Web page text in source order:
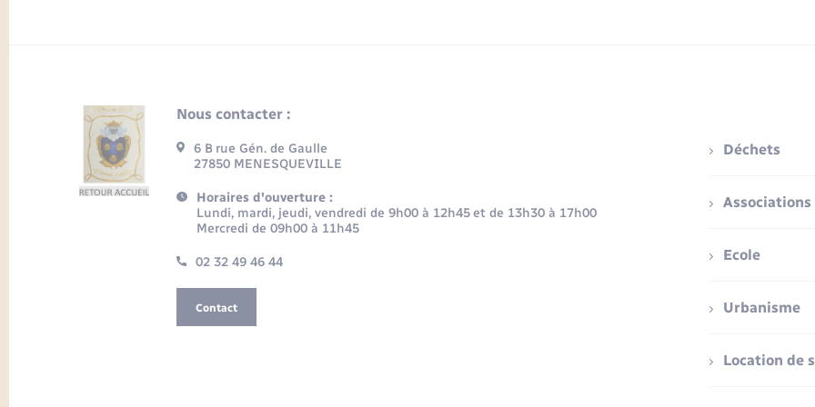
Nous contacter :
6 B rue Gén. de Gaulle
27850 MENESQUEVILLE
Horaires d'ouverture :
Lundi, mardi, jeudi, vendredi de 9h00 à 12h45 et de 13h30 à 17h00
Mercredi de 09h00 à 11h45
02 32 49 46 44
Contact
Déchets
Associations
Ecole
Urbanisme
Location de